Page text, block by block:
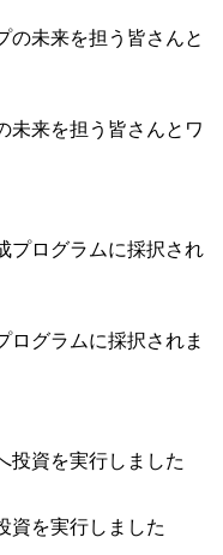
未来を担う皆さんとワ
ログラムに採択されま
資を実行しました